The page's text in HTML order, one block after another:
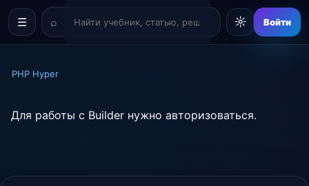
☰ ☼ Войти
PHP Hyper
Для работы с Builder нужно авторизоваться.